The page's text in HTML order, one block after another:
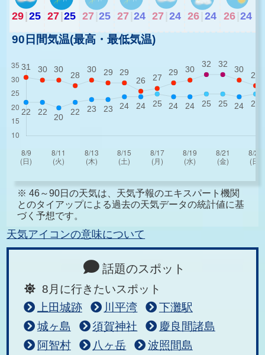
29|25 27|25 27 25 27 24 27 24 26 24 26 24
90日間気温(最高・最低気温)
※ 46～90日の天気は、天気予報のエキスパート機関
とのタイアップによる過去の天気データの統計値に基
づく予想です。
天気アイコンの意味について
話題のスポット
8月に行きたいスポット
上田城跡
川平湾
下灘駅
城ヶ島
須賀神社
慶良間諸島
阿智村
八ヶ岳
波照間島